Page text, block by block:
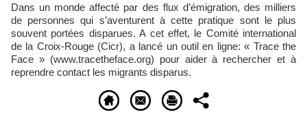
Dans un monde affecté par des flux d’émigration, des milliers
de personnes qui s’aventurent à cette pratique sont le plus
souvent portées disparues. A cet effet, le Comité international
de la Croix-Rouge (Cicr), a lancé un outil en ligne: « Trace the
Face » (www.tracetheface.org) pour aider à rechercher et à
reprendre contact les migrants disparus.